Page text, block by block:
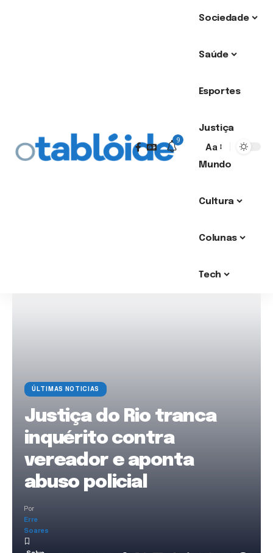
Sociedade
Saúde
Esportes
Justiça
Mundo
Cultura
Colunas
Tech
9
Aa
ÚLTIMAS NOTICIAS
Justiça do Rio tranca
inquérito contra
vereador e aponta
abuso policial
Por
Erre
Soares